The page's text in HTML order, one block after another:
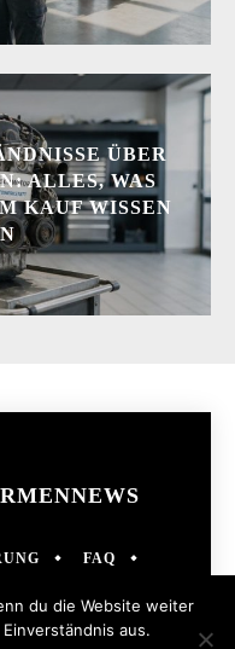
ÜBER
ALLES, WAS
KAUF WISSEN
FAQ
DE.DE| PRESSEPORTAL
du die Website weiter
aus.